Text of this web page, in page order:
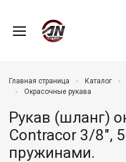
Главная страница Каталог
Окрасочные рукава
Рукав (шланг)
Contracor 3/8",
пружинами.